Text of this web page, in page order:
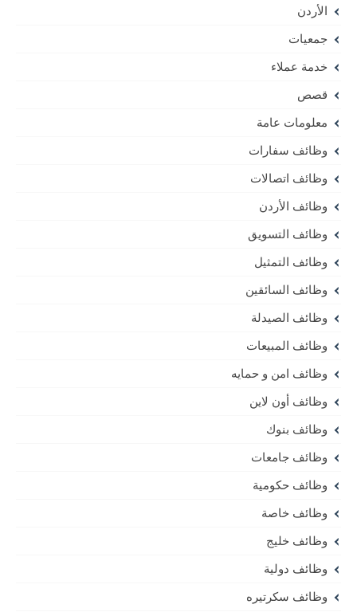
الأردن
جمعيات
خدمة عملاء
قصص
معلومات عامة
وظائف سفارات
وظائف اتصالات
وظائف الأردن
وظائف التسويق
وظائف التمثيل
وظائف السائقين
وظائف الصيدلة
وظائف المبيعات
وظائف امن و حمايه
وظائف أون لاين
وظائف بنوك
وظائف جامعات
وظائف حكومية
وظائف خاصة
وظائف خليج
وظائف دولية
وظائف سكرتيره